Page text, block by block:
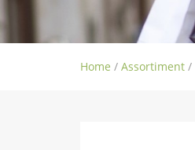
Home / Assortiment /